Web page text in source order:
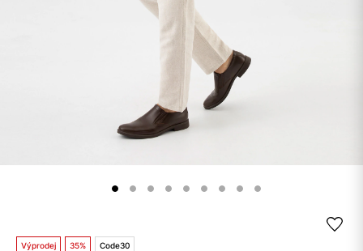
Výprodej 35% Code30